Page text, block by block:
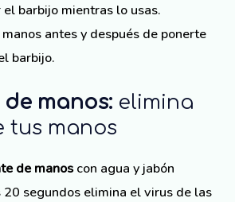
barbijo mientras lo usas.
antes y después de ponerte
barbijo.
manos: elimina
tus manos
de manoscon agua y jabón
segundos elimina el virus de las